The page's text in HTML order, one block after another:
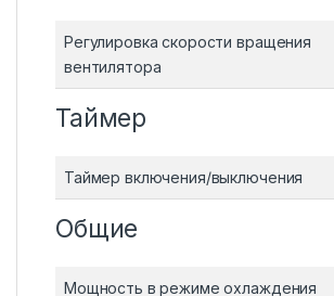
Регулировка скорости вращения
вентилятора
Таймер
Таймер включения/выключения
Общие
Мощность в режиме охлаждения